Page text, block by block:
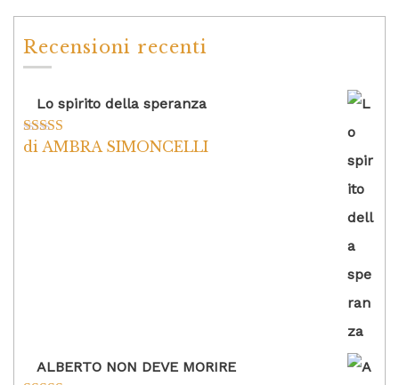
Recensioni recenti
Lo spirito della speranza
Valutato5su
di AMBRA SIMONCELLI
ALBERTO NON DEVE MORIRE